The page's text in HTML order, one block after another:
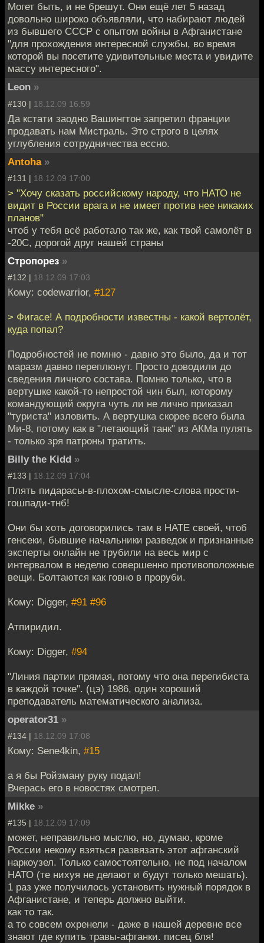
Могет быть, и не брешут. Они ещё лет 5 назад
довольно широко объявляли, что набирают людей
из бывшего СССР с опытом войны в Афганистане
"для прохождения интересной службы, во время
которой вы посетите удивительные места и увидите
массу интересного".
Leon »
#130 | 18.12.09 16:59
Да кстати заодно Вашингтон запретил франции
продавать нам Мистраль. Это строго в целях
углубления сотрудничества ессно.
Antoha »
#131 | 18.12.09 17:00
> "Хочу сказать российскому народу, что НАТО не
видит в России врага и не имеет против нее никаких
планов"
чтоб у тебя всё работало так же, как твой самолёт в
-20С, дорогой друг нашей страны
Стропорез »
#132 | 18.12.09 17:03
Кому: codewarrior, #127
> Фигасе! А подробности известны - какой вертолёт,
куда попал?
Подробностей не помню - давно это было, да и тот
маразм давно переплюнут. Просто доводили до
сведения личного состава. Помню только, что в
вертушке какой-то непростой чин был, которому
командующий округа чуть ли не лично приказал
"туриста" изловить. А вертушка скорее всего была
Ми-8, потому как в "летающий танк" из АКМа пулять
- только зря патроны тратить.
Billy the Kidd »
#133 | 18.12.09 17:04
Плять пидарасы-в-плохом-смысле-слова прости-
гошпади-тнб!
Они бы хоть договорились там в НАТЕ своей, чтоб
генсеки, бывшие начальники разведок и признанные
эксперты онлайн не трубили на весь мир с
интервалом в неделю совершенно противоположные
вещи. Болтаются как говно в проруби.
Кому: Digger, #91 #96
Атпиридил.
Кому: Digger, #94
"Линия партии прямая, потому что она перегибиста
в каждой точке". (цэ) 1986, один хороший
преподаватель математического анализа.
operator31 »
#134 | 18.12.09 17:08
Кому: Sene4kin, #15
а я бы Ройзману руку подал!
Вчерась его в новостях смотрел.
Mikke »
#135 | 18.12.09 17:09
может, неправильно мыслю, но, думаю, кроме
России некому взяться развязать этот афганский
наркоузел. Только самостоятельно, не под началом
НАТО (те нихуя не делают и будут только мешать).
1 раз уже получилось установить нужный порядок в
Афганистане, и теперь должно выйти.
как то так.
а то совсем охренели - даже в нашей деревне все
знают где купить травы-афганки. писец бля!